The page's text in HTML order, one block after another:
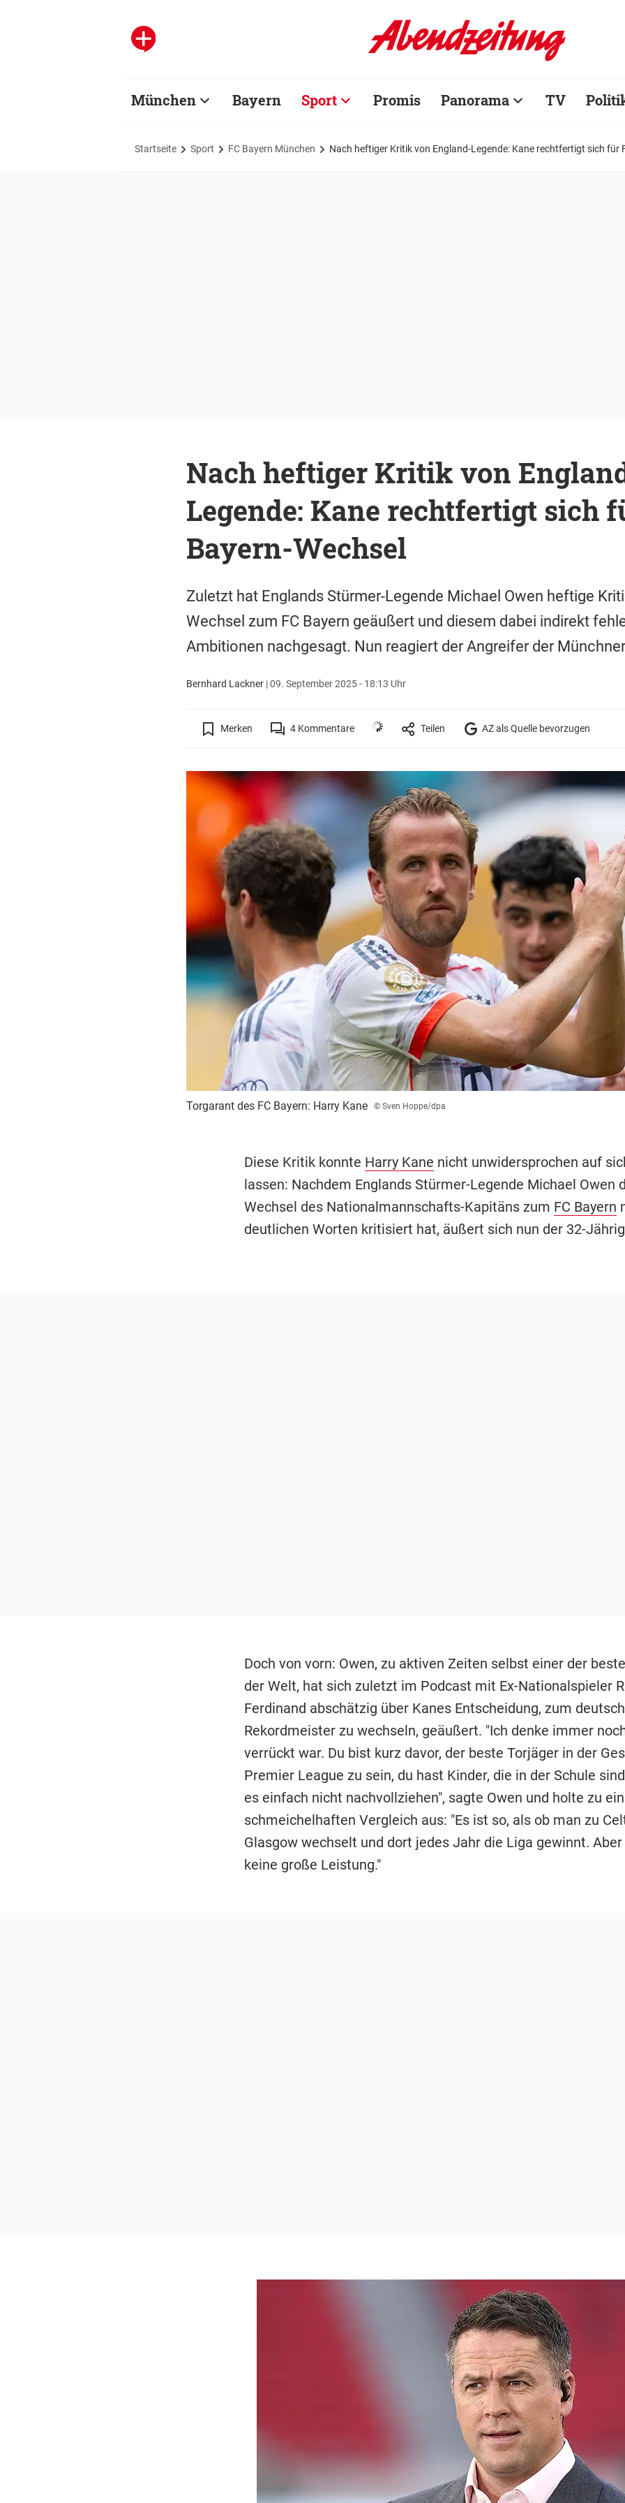
München Bayern Sport Promis Panorama TV
Startseite Sport FC Bayern München Nach heftiger Kritik von England-Legende: Kane rechtfertigt sich für
Nach heftiger Kritik von
Legende: Kane rechtfertigt sich
Bayern-Wechsel
Zuletzt hat Englands Stürmer-Legende Michael Owen heftige
Wechsel zum FC Bayern geäußert und diesem dabei indirekt
Ambitionen nachgesagt. Nun reagiert der Angreifer der
Bernhard Lackner |09. September 2025 - 18:13 Uhr
Merken 4Kommentare Teilen AZ als Quelle bevorzugen
Torgarant des FC Bayern: Harry Kane © Sven Hoppe/dpa
Diese Kritik konnte Harry Kane nicht unwidersprochen auf
lassen: Nachdem Englands Stürmer-Legende Michael Owen
Wechsel des Nationalmannschafts-Kapitäns zum FC Bayern
deutlichen Worten kritisiert hat, äußert sich nun der 32-
Doch von vorn: Owen, zu aktiven Zeiten selbst einer der
der Welt, hat sich zuletzt im Podcast mit Ex-Nationalspieler
Ferdinand abschätzig über Kanes Entscheidung, zum
Rekordmeister zu wechseln, geäußert. "Ich denke immer
verrückt war. Du bist kurz davor, der beste Torjäger in der
Premier League zu sein, du hast Kinder, die in der Schule
es einfach nicht nachvollziehen", sagte Owen und holte zu
schmeichelhaften Vergleich aus: "Es ist so, als ob man zu
Glasgow wechselt und dort jedes Jahr die Liga gewinnt.
keine große Leistung."